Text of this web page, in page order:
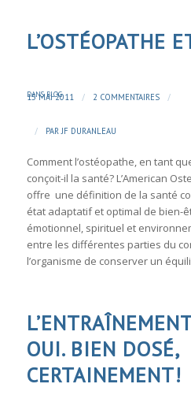
L’OSTÉOPATHE
15 MAI 2011 / 2 COMMENTAIRES /
DANSBLOG
/ PAR JF DURANLEAU
Comment l’ostéopathe, en tant
conçoit-il la santé? L’American
offre une définition de la santé
état adaptatif et optimal de bien-
émotionnel, spirituel et
entre les différentes parties du
l’organisme de conserver un
OUI. BIEN DOSÉ,
CERTAINEMENT!